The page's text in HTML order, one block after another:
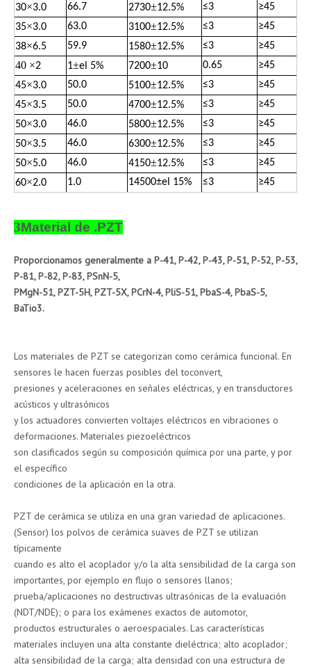
30×3.0 66.7 2730±12.5% ≤3 ≥45
35×3.0 63.0 3100±12.5% ≤3 ≥45
38×6.5 59.9 1580±12.5% ≤3 ≥45
40 ×2 1±el 5% 7200±10 0.65 ≥45
45×3.0 50.0 5100±12.5% ≤3 ≥45
45×3.5 50.0 4700±12.5% ≤3 ≥45
50×3.0 46.0 5800±12.5% ≤3 ≥45
50×3.5 46.0 6300±12.5% ≤3 ≥45
50×5.0 46.0 4150±12.5% ≤3 ≥45
60×2.0 1.0 14500±el 15% ≤3 ≥45
3Material de .PZT
Proporcionamos generalmente a P-41, P-42, P-43, P-51, P-52, P-53,
P-81, P-82, P-83, PSnN-5,
PMgN-51, PZT-5H, PZT-5X, PCrN-4, PliS-51, PbaS-4, PbaS-5,
BaTio3.
Los materiales de PZT se categorizan como cerámica funcional. En
sensores le hacen fuerzas posibles del toconvert,
presiones y aceleraciones en señales eléctricas, y en transductores
acústicos y ultrasónicos
y los actuadores convierten voltajes eléctricos en vibraciones o
deformaciones. Materiales piezoeléctricos
son clasificados según su composición química por una parte, y por
el específico
condiciones de la aplicación en la otra.
PZT de cerámica se utiliza en una gran variedad de aplicaciones.
(Sensor) los polvos de cerámica suaves de PZT se utilizan
típicamente
cuando es alto el acoplador y/o la alta sensibilidad de la carga son
importantes, por ejemplo en flujo o sensores llanos;
prueba/aplicaciones no destructivas ultrasónicas de la evaluación
(NDT/NDE); o para los exámenes exactos de automotor,
productos estructurales o aeroespaciales. Las características
materiales incluyen una alta constante dieléctrica; alto acoplador;
alta sensibilidad de la carga; alta densidad con una estructura de